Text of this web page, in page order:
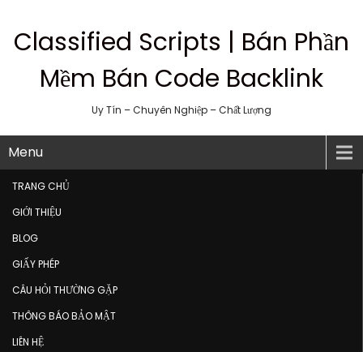
Classified Scripts | Bán Phần
Mềm Bán Code Backlink
Uy Tín – Chuyên Nghiệp – Chất Lượng
Menu
TRANG CHỦ
GIỚI THIỆU
BLOG
GIẤY PHÉP
CÂU HỎI THƯỜNG GẶP
THÔNG BÁO BẢO MẬT
LIÊN HỆ